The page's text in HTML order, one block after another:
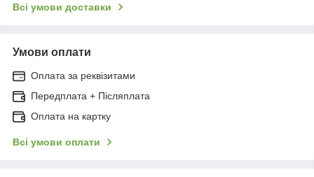
Всі умови доставки
Умови оплати
Оплата за реквізитами
Передплата + Післяплата
Оплата на картку
Всі умови оплати